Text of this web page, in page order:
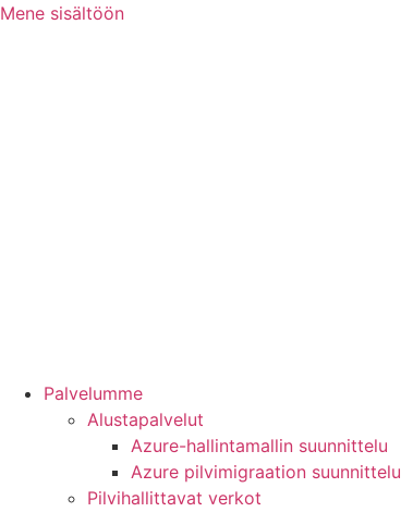
Mene sisältöön
Palvelumme
Alustapalvelut
Azure-hallintamallin suunnittelu
Azure pilvimigraation suunnittelu
Pilvihallittavat verkot